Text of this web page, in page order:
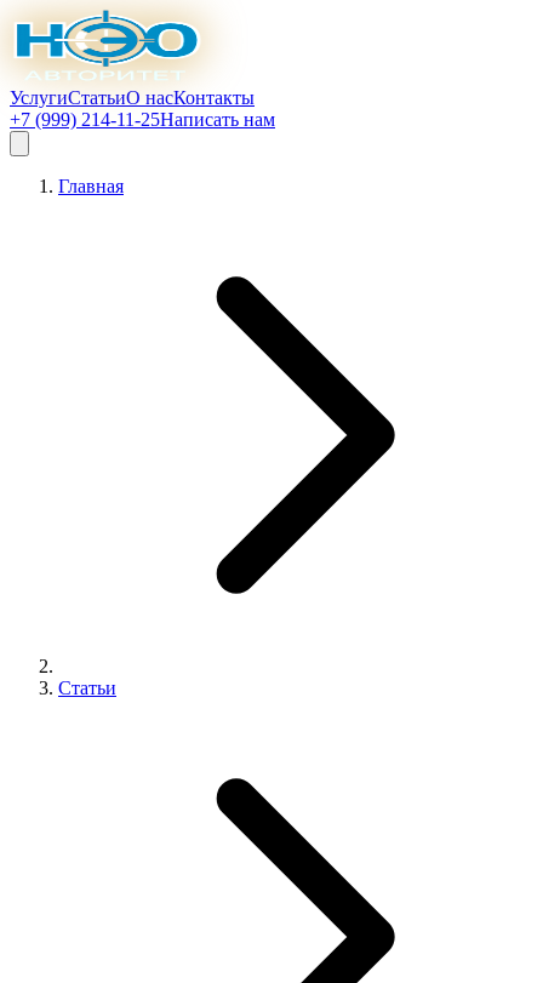
УслугиСтатьиО насКонтакты
+7 (999) 214-11-25Написать нам
Главная
Статьи